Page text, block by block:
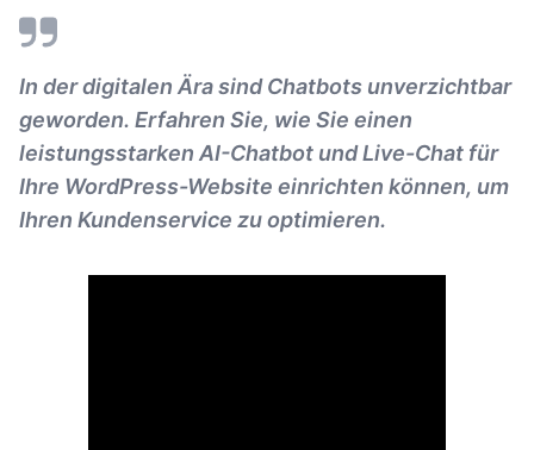
In der digitalen Ära sind Chatbots unverzichtbar
geworden. Erfahren Sie, wie Sie einen
leistungsstarken AI-Chatbot und Live-Chat für
Ihre WordPress-Website einrichten können, um
Ihren Kundenservice zu optimieren.